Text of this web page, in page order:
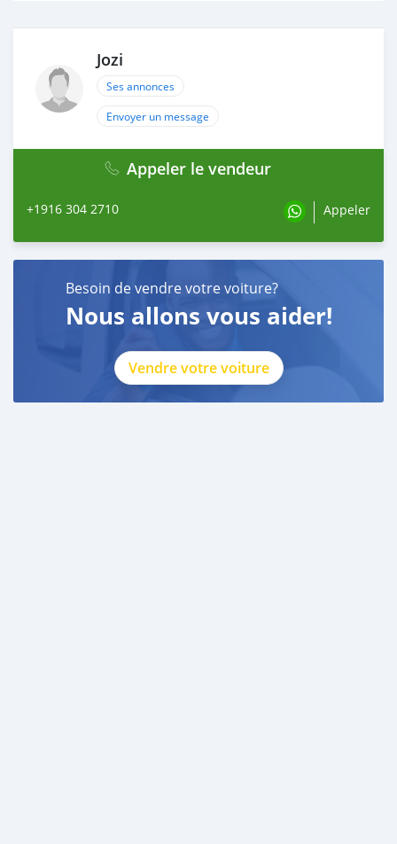
Jozi
Ses annonces
Envoyer un message
Appeler le vendeur
+1916 304 2710 Appeler
Besoin de vendre votre voiture?
Nous allons vous aider!
Vendre votre voiture